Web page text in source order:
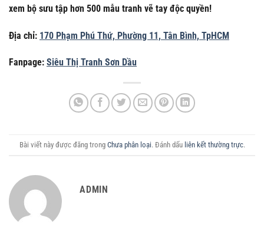
xem bộ sưu tập hơn 500 mẫu tranh vẽ tay độc quyền!
Địa chỉ: 170 Phạm Phú Thứ, Phường 11, Tân Bình, TpHCM
Fanpage: Siêu Thị Tranh Sơn Dầu
Bài viết này được đăng trong Chưa phân loại. Đánh dấu liên kết thường trực.
ADMIN